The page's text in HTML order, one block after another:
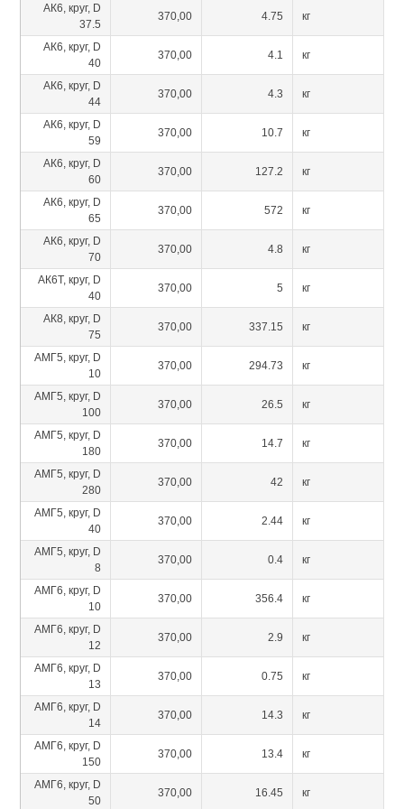
АК6, круг, D
37.5
370,00 4.75 кг
АК6, круг, D
40
370,00 4.1 кг
АК6, круг, D
44
370,00 4.3 кг
АК6, круг, D
59
370,00 10.7 кг
АК6, круг, D
60
370,00 127.2 кг
АК6, круг, D
65
370,00 572 кг
АК6, круг, D
70
370,00 4.8 кг
АК6Т, круг, D
40
370,00 5 кг
АК8, круг, D
75
370,00 337.15 кг
АМГ5, круг, D
10
370,00 294.73 кг
АМГ5, круг, D
100
370,00 26.5 кг
АМГ5, круг, D
180
370,00 14.7 кг
АМГ5, круг, D
280
370,00 42 кг
АМГ5, круг, D
40
370,00 2.44 кг
АМГ5, круг, D
8
370,00 0.4 кг
АМГ6, круг, D
10
370,00 356.4 кг
АМГ6, круг, D
12
370,00 2.9 кг
АМГ6, круг, D
13
370,00 0.75 кг
АМГ6, круг, D
14
370,00 14.3 кг
АМГ6, круг, D
150
370,00 13.4 кг
АМГ6, круг, D
50
370,00 16.45 кг